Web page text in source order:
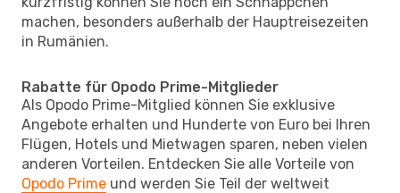
machen, besonders außerhalb der Hauptreisezeiten
in Rumänien.
Rabatte für Opodo Prime-Mitglieder
Als Opodo Prime-Mitglied können Sie exklusive
Angebote erhalten und Hunderte von Euro bei Ihren
Flügen, Hotels und Mietwagen sparen, neben vielen
anderen Vorteilen. Entdecken Sie alle Vorteile von
Opodo Prime und werden Sie Teil der weltweit